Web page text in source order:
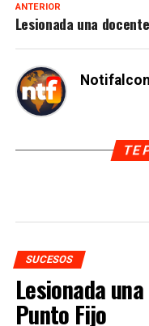
ANTERIOR
Lesionada una
Notifalcon
TE
SUCESOS
Lesionada
Punto Fijo